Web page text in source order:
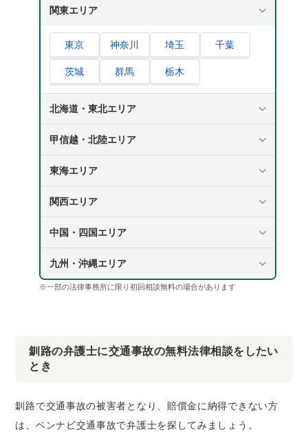
関東エリア
東京 神奈川 埼玉 千葉
茨城 群馬 栃木
北海道・東北エリア
甲信越・北陸エリア
東海エリア
関西エリア
中国・四国エリア
九州・沖縄エリア
※一部の法律事務所に限り初回相談無料の場合があります
釧路の弁護士に交通事故の無料法律相談をしたい
とき
釧路で交通事故の被害者となり、賠償金に納得できない方
は、ベンナビ交通事故で弁護士を探してみましょう。